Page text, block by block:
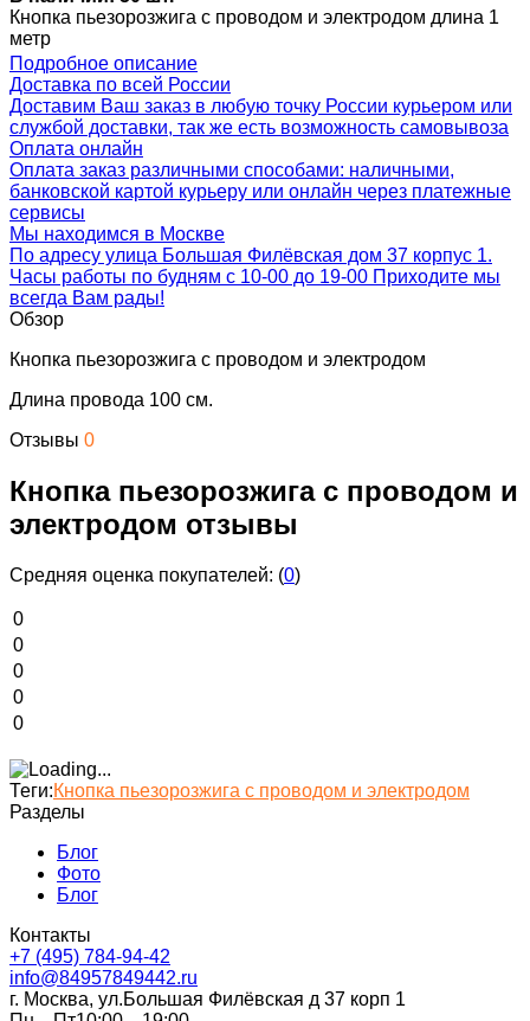
Кнопка пьезорозжига с проводом и электродом длина 1
метр
Подробное описание
Доставка по всей России
Доставим Ваш заказ в любую точку России курьером или
службой доставки, так же есть возможность самовывоза
Оплата онлайн
Оплата заказ различными способами: наличными,
банковской картой курьеру или онлайн через платежные
сервисы
Мы находимся в Москве
По адресу улица Большая Филёвская дом 37 корпус 1.
Часы работы по будням с 10-00 до 19-00 Приходите мы
всегда Вам рады!
Обзор
Кнопка пьезорозжига с проводом и электродом
Длина провода 100 см.
Отзывы 0
Кнопка пьезорозжига с проводом и
электродом отзывы
Средняя оценка покупателей: (0)
0
0
0
0
0
Теги:Кнопка пьезорозжига с проводом и электродом
Разделы
Блог
Фото
Блог
Контакты
+7 (495) 784-94-42
info@84957849442.ru
г. Москва, ул.Большая Филёвская д 37 корп 1